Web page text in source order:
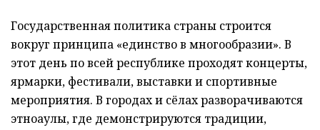
Государственная политика страны строится
вокруг принципа «единство в многообразии». В
этот день по всей республике проходят концерты,
ярмарки, фестивали, выставки и спортивные
мероприятия. В городах и сёлах разворачиваются
этноаулы, где демонстрируются традиции,